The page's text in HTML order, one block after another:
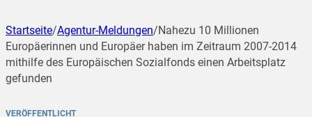
Startseite/Agentur-Meldungen/Nahezu 10 Millionen
Europäerinnen und Europäer haben im Zeitraum 2007-2014
mithilfe des Europäischen Sozialfonds einen Arbeitsplatz
gefunden
VERÖFFENTLICHT